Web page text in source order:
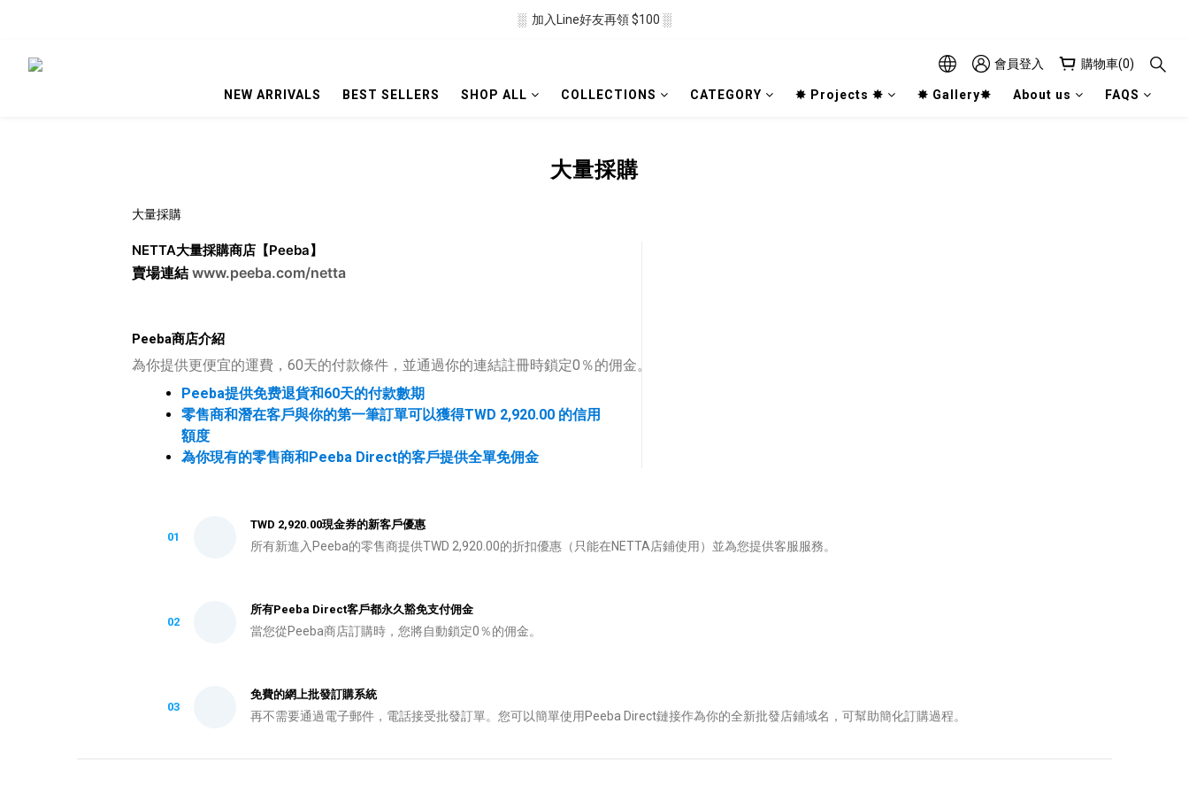
░  新會員註冊送 $50 ░
░  加入Line好友再領 $100 ░
░  新會員註冊送 $50 ░
會員登入 購物車(0)
NEW ARRIVALS BEST SELLERS SHOP ALL COLLECTIONS CATEGORY ✸ Projects ✸ ✸ Gallery✸ About us FAQS
大量採購
大量採購
NETTA大量採購商店【Peeba】
賣場連結 www.peeba.com/netta
Peeba商店介紹
為你提供更便宜的運費，60天的付款條件，並通過你的連結註冊時鎖定0％的佣金。
Peeba提供免费退貨和60天的付款數期
零售商和潛在客戶與你的第一筆訂單可以獲得TWD 2,920.00 的信用
額度
為你現有的零售商和Peeba Direct的客戶提供全單免佣金
01
TWD 2,920.00現金券的新客戶優惠
所有新進入Peeba的零售商提供TWD 2,920.00的折扣優惠（只能在NETTA店鋪使用）並為您提供客服服務。
02
所有Peeba Direct客戶都永久豁免支付佣金
當您從Peeba商店訂購時，您將自動鎖定0％的佣金。
03
免費的網上批發訂購系統
再不需要通過電子郵件，電話接受批發訂單。您可以簡單使用Peeba Direct鏈接作為你的全新批發店鋪域名，可幫助簡化訂購過程。